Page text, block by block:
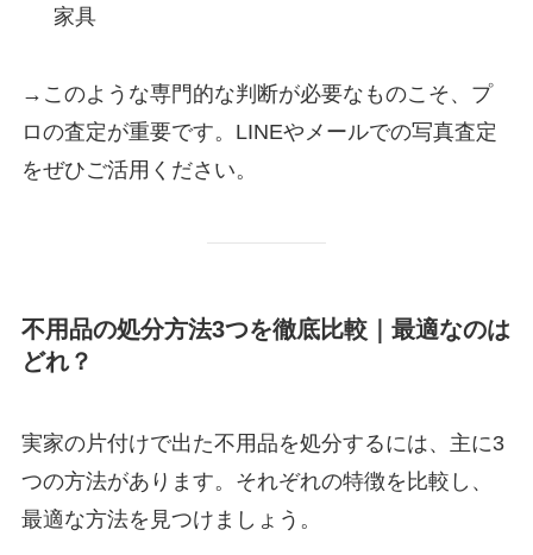
家具
→このような専門的な判断が必要なものこそ、プ
ロの査定が重要です。LINEやメールでの写真査定
をぜひご活用ください。
不用品の処分方法3つを徹底比較｜最適なのは
どれ？
実家の片付けで出た不用品を処分するには、主に3
つの方法があります。それぞれの特徴を比較し、
最適な方法を見つけましょう。